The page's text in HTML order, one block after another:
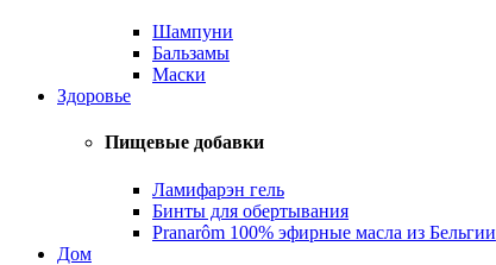
Шампуни
Бальзамы
Маски
Здоровье
Пищевые добавки
Ламифарэн гель
Бинты для обертывания
Pranarôm 100% эфирные масла из Бельгии
Дом